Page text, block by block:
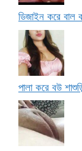
ডিজাইন করে বাল
পালা করে বউ